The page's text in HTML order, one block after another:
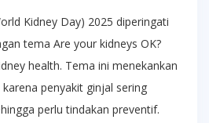
Kidney Day) 2025 diperingati
tema Are your kidneys OK?
health. Tema ini menekankan
penyakit ginjal sering
perlu tindakan preventif.